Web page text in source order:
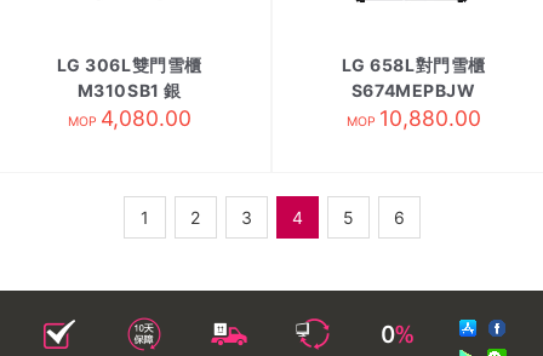
LG 306L雙門雪櫃
M310SB1 銀
MOP 4,080.00
LG 658L對門雪櫃
S674MEPBJW
MOP 10,880.00
1 2 3 4 5 6